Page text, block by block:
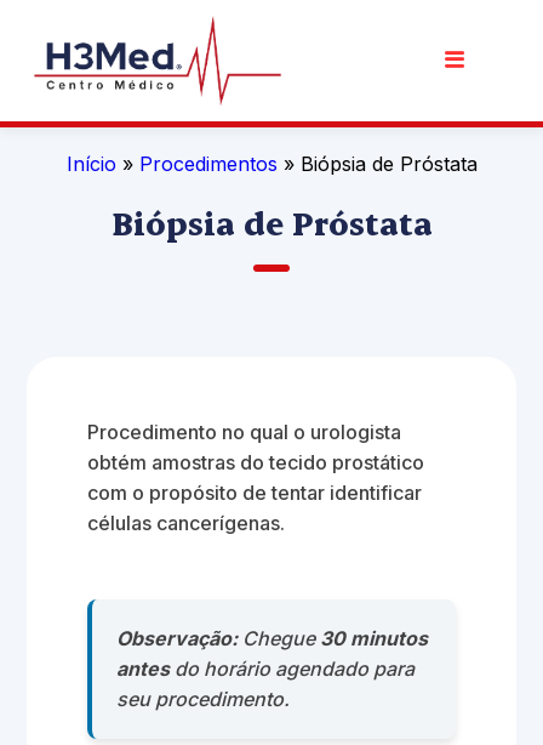
Início » Procedimentos » Biópsia de Próstata
Biópsia de Próstata
Procedimento no qual o urologista
obtém amostras do tecido prostático
com o propósito de tentar identificar
células cancerígenas.
Observação:Chegue 30 minutos
antesdo horário agendado para
seu procedimento.